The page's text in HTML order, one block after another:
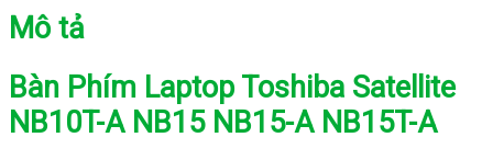
Mô tả
Bàn Phím Laptop Toshiba Satellite
NB10T-A NB15 NB15-A NB15T-A